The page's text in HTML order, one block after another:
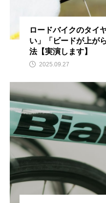
ロードバイクのタイ
い」「ビードが上が
法【実演します】
2025.09.27